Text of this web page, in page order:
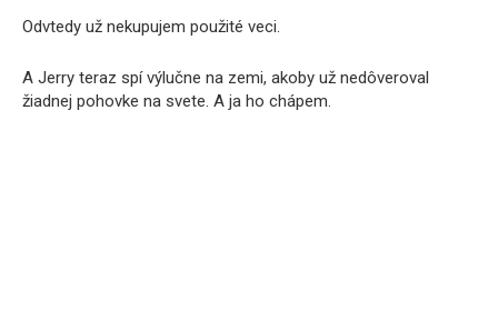
Odvtedy už nekupujem použité veci.
A Jerry teraz spí výlučne na zemi, akoby už nedôveroval
žiadnej pohovke na svete. A ja ho chápem.